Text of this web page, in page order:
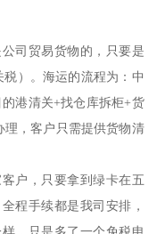
司贸易货物的，只要是
）。海运的流程为：中
港清关+找仓库拆柜+货
，客户只需提供货物清
户，只要拿到绿卡在五
程手续都是我司安排，